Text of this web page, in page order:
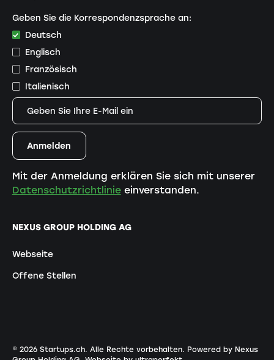
NEXUS GROUP HOLDING AG
Webseite
Offene Stellen
Geben Sie die Korrespondenzsprache an:
Deutsch
Englisch
Französisch
Italienisch
Mit der Anmeldung erklären Sie sich mit unserer
Datenschutzrichtlinieeinverstanden.
© 2026Startups.ch. Alle Rechte vorbehalten. Powered by Nexus